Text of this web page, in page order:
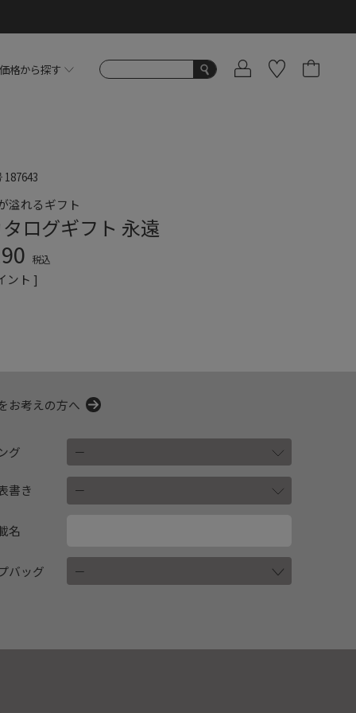
価格から探す
187643
溢れるギフト
ログギフト 永遠
税込
ント ]
お考えの方へ
グ
書き
名
バッグ